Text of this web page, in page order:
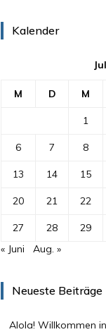
Kalender
M D M
1
6 7 8
13 14 15
20 21 22
27 28 29
« Juni
Aug. »
Neueste Beiträge
Alola! Willkommen